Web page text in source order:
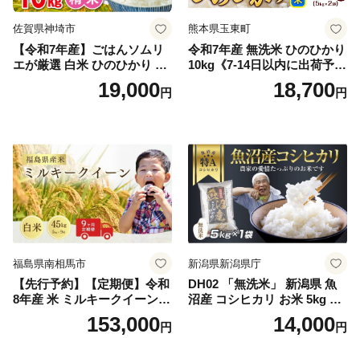
佐賀県神埼市
【令和7年産】ごはんソムリ
エが厳選 白米 ひのひかり 10
米 10kg 5kg×2 ひのひかり ブ
19,000円
熊本県玉東町
令和7年産 無洗米 ひのひかり
10kg《7-14日以内に出荷予定
(土日祝除く)》コメ 米 無洗米
令和7年産 高レビュー｜人気
18,700円
福島県南相馬市
【先行予約】【定期便】令和
8年産 米 ミルキークイーン
白米 45kg (5kg×9回) | ミルキ
ークイーン 米5kg 福島 福島
153,000円
新潟県新潟県庁
DH02 「無洗米」 新潟県 魚
沼産 コシヒカリ お米 5kg こ
しひかり 精米 米（お米の美
味しい炊き方ガイド付き）
14,000円